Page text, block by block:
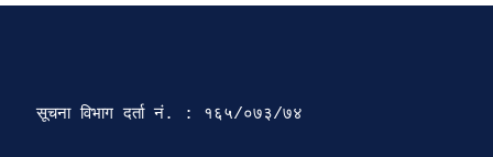
सूचना विभाग दर्ता‍ नं. : १६५/०७३/७४